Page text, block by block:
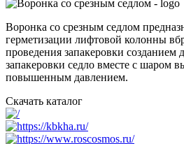
Воронка со срезным седлом
герметизации лифтовой колонны
проведения запакеровки созданием
запакеровки седло вместе с шаром
повышенным давлением.
Скачать каталог